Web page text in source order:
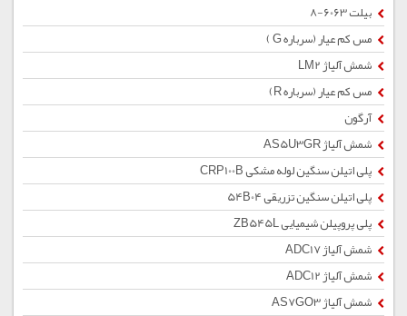
بیلت 6063-8
مس کم عیار (سرباره G )
شمش آلیاژ LM2
مس کم عیار (سرباره R)
آرگون
شمش آلیاژ AS5U3GR
پلی اتیلن سنگین لوله مشکی CRP100B
پلی اتیلن سنگین تزریقی 54B04
پلی پروپیلن شیمیایی ZB545L
شمش آلیاژ ADC17
شمش آلیاژ ADC12
شمش آلیاژ AS7GO3